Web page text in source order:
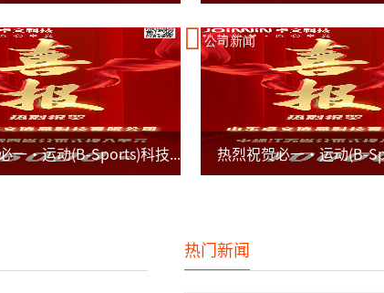
热烈祝贺必一·运动(B-Sports)科技成功中标陕西省分布式接入单元项目
公司新闻
热门新闻